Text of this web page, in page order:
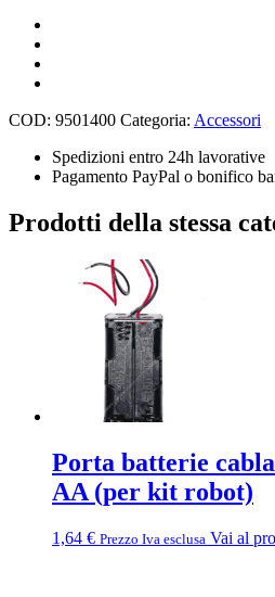
batterie
AAA
COD: 9501400 Categoria: Accessori
Spedizioni entro 24h lavorative
Pagamento PayPal o bonifico
Prodotti della stessa
Porta batterie
AA (per kit robot)
1,64 € Prezzo Iva esclusa Vai al